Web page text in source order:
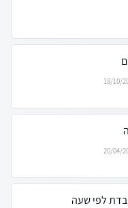
18/10/
20/04/
לפי שעה